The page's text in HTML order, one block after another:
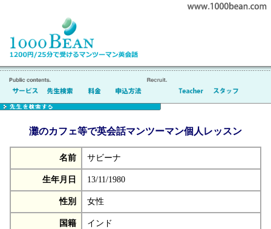
灘のカフェ等で英会話マンツーマン個人レッスン
名前 サビーナ
生年月日 13/11/1980
性別 女性
国籍 インド